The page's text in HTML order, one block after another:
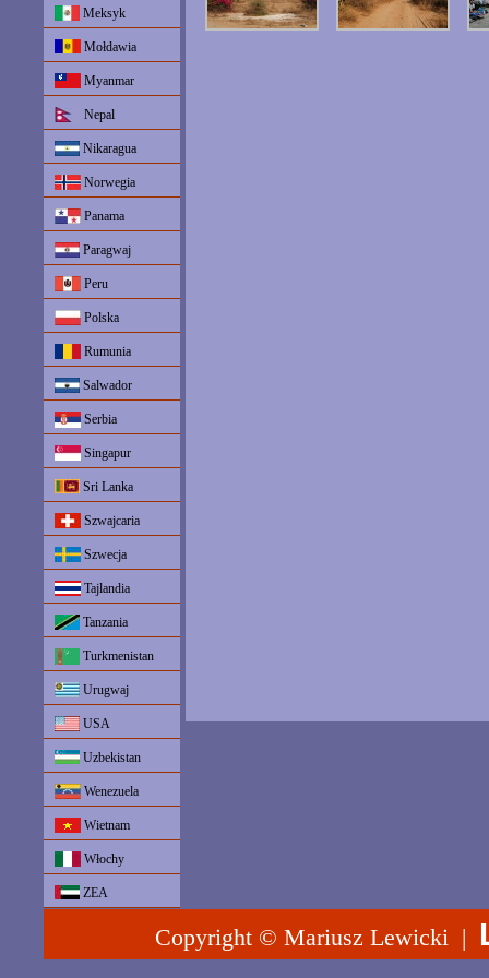
Meksyk
Mołdawia
Myanmar
Nepal
Nikaragua
Norwegia
Panama
Paragwaj
Peru
Polska
Rumunia
Salwador
Serbia
Singapur
Sri Lanka
Szwajcaria
Szwecja
Tajlandia
Tanzania
Turkmenistan
Urugwaj
USA
Uzbekistan
Wenezuela
Wietnam
Włochy
ZEA
Copyright © Mariusz Lewicki |